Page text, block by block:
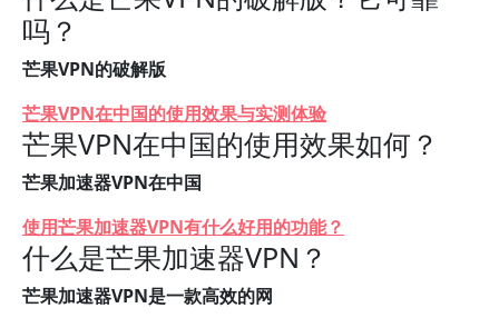
吗？
芒果VPN的破解版
芒果VPN在中国的使用效果与实测体验
芒果VPN在中国的使用效果如何？
芒果加速器VPN在中国
使用芒果加速器VPN有什么好用的功能？
什么是芒果加速器VPN？
芒果加速器VPN是一款高效的网